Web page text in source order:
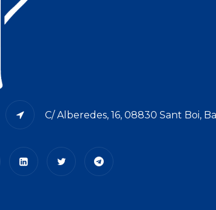
C/ Alberedes, 16, 08830 Sant Boi,